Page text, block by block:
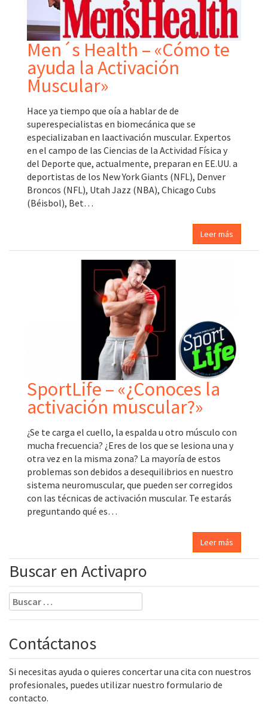
Men´s Health – «Cómo te
ayuda la Activación
Muscular»
Hace ya tiempo que oía a hablar de de
superespecialistas en biomecánica que se
especializaban en laactivación muscular. Expertos
en el campo de las Ciencias de la Actividad Física y
del Deporte que, actualmente, preparan en EE.UU. a
deportistas de los New York Giants (NFL), Denver
Broncos (NFL), Utah Jazz (NBA), Chicago Cubs
(Béisbol), Bet…
Leer más
SportLife – «¿Conoces la
activación muscular?»
¿Se te carga el cuello, la espalda u otro músculo con
mucha frecuencia? ¿Eres de los que se lesiona una y
otra vez en la misma zona? La mayoría de estos
problemas son debidos a desequilibrios en nuestro
sistema neuromuscular, que pueden ser corregidos
con las técnicas de activación muscular. Te estarás
preguntando qué es…
Leer más
Buscar en Activapro
Buscar:
Contáctanos
Si necesitas ayuda o quieres concertar una cita con nuestros
profesionales, puedes utilizar nuestro formulario de
contacto.